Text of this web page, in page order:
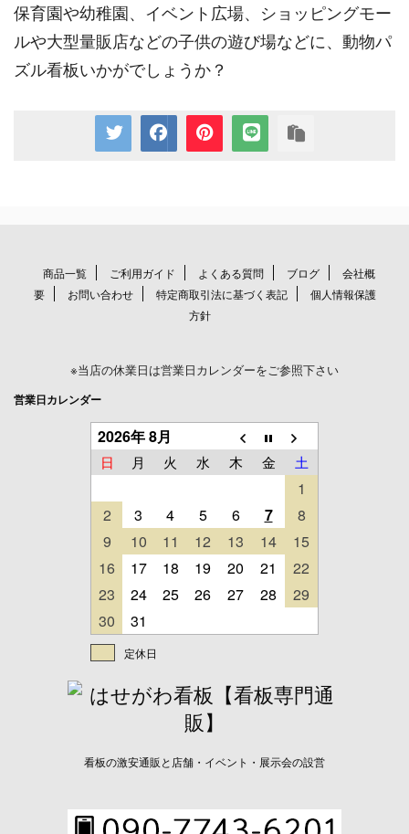
保育園や幼稚園、イベント広場、ショッピングモー
ルや大型量販店などの子供の遊び場などに、動物パ
ズル看板いかがでしょうか？
商品一覧 ご利用ガイド よくある質問 ブログ
会社概
要
お問い合わせ 特定商取引法に基づく表記
個人情報保護
方針
※当店の休業日は営業日カレンダーをご参照下さい
営業日カレンダー
2026年 8月
日 月 火 水 木 金 土
1
2
3 4 5 6 7
8
9
10 11 12 13 14
15
16
17 18 19 20 21
22
23
24 25 26 27 28
29
30
31
定休日
看板の激安通販と店舗・イベント・展示会の設営